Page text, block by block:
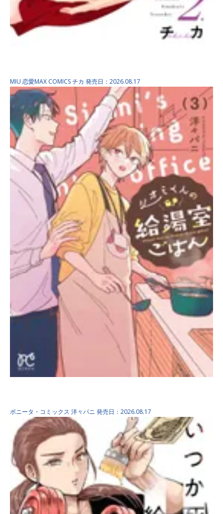
MIU 恋愛MAX COMICSチカ 発売日：2026.08.17
ボニータ・コミックス 洋々パニ 発売日：2026.08.17